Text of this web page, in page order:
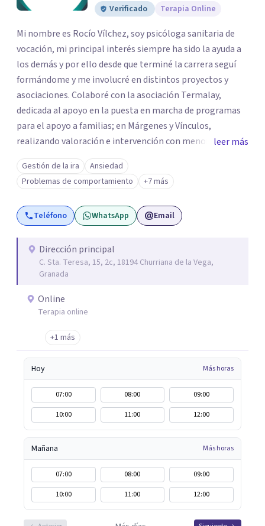
Verificado
Terapia Online
Mi nombre es Rocío Vílchez, soy psicóloga sanitaria de
vocación, mi principal interés siempre ha sido la ayuda a
los demás y por ello desde que terminé la carrera seguí
formándome y me involucré en distintos proyectos y
asociaciones. Colaboré con la asociación Termalay,
dedicada al apoyo en la puesta en marcha de programas
para el apoyo a familias; en Márgenes y Vínculos,
realizando valoración e intervención con menores; en el
Centro penitenciario de Alhaurín de la Torre,
colaborando en una investigación para detectar las
semejanzas entre los hombres condenados por violencia
de género y condenados por violación... A pesar de estar
constantemente formándome, al terminar mis masters
Centro de Psicología Vilmar y me dediqué a hacer terapia
y a realizar peritaciones. Todo ello compaginado con la
realización de colaboraciones y proyectos como
programas de estimulación en residencias de adultos;
terapias en Residencias de Adultos con Discapacidad
drogodependientes y talleres para poblaciones
específicas en ayuntamientos; y terapias para mujeres
víctimas de VG
leer más
Gestión de la ira
Ansiedad
Problemas de comportamiento
+7 más
Teléfono WhatsApp Email
Dirección principal
C. Sta. Teresa, 15, 2c, 18194 Churriana de la Vega,
Granada
Online
Terapia online
+1 más
Hoy Más horas
07:00 08:00
09:00
10:00
11:00 12:00
Mañana Más horas
07:00 08:00
09:00
10:00
11:00 12:00